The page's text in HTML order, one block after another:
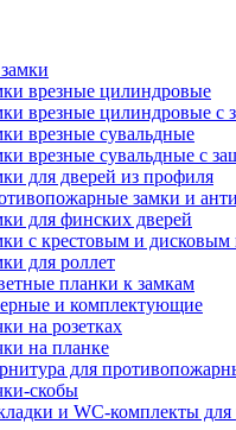
врезные цилиндровые
врезные цилиндровые с
врезные сувальдные
врезные сувальдные с
для дверей из профиля
замки и
для финских дверей
с крестовым и
для роллет
планки к замкам
и комплектующие
на розетках
на планке
для
скобы
и WC-комплекты для